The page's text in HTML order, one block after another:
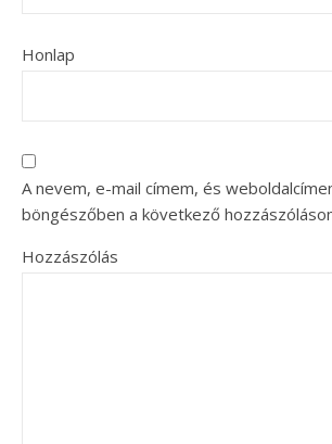
Honlap
A nevem, e-mail címem, és
böngészőben a következő
Hozzászólás